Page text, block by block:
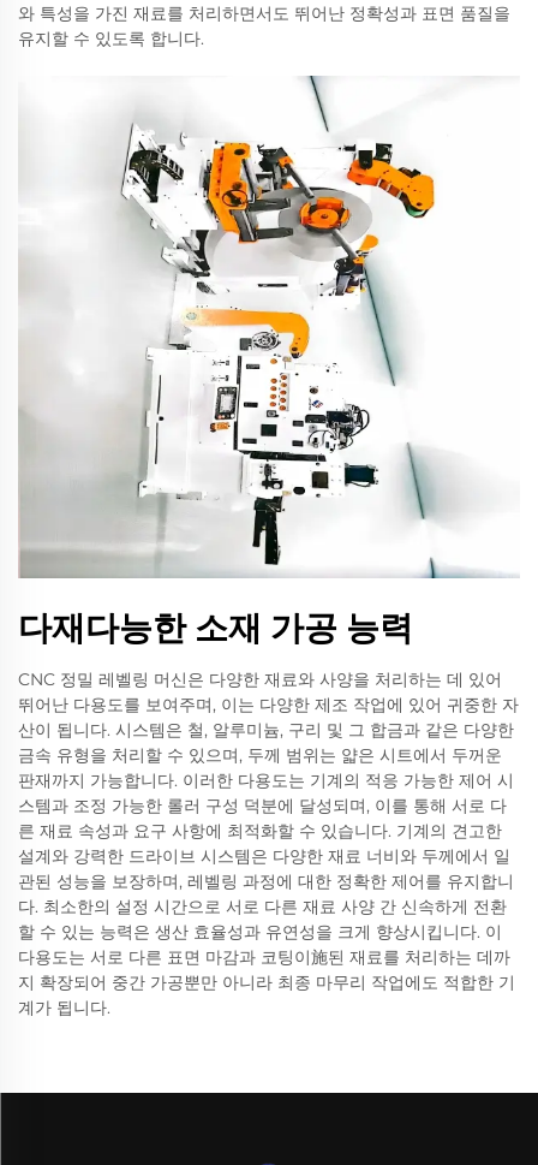
와 특성을 가진 재료를 처리하면서도 뛰어난 정확성과 표면 품질을
유지할 수 있도록 합니다.
다재다능한 소재 가공 능력
CNC 정밀 레벨링 머신은 다양한 재료와 사양을 처리하는 데 있어
뛰어난 다용도를 보여주며, 이는 다양한 제조 작업에 있어 귀중한 자
산이 됩니다. 시스템은 철, 알루미늄, 구리 및 그 합금과 같은 다양한
금속 유형을 처리할 수 있으며, 두께 범위는 얇은 시트에서 두꺼운
판재까지 가능합니다. 이러한 다용도는 기계의 적응 가능한 제어 시
스템과 조정 가능한 롤러 구성 덕분에 달성되며, 이를 통해 서로 다
른 재료 속성과 요구 사항에 최적화할 수 있습니다. 기계의 견고한
설계와 강력한 드라이브 시스템은 다양한 재료 너비와 두께에서 일
관된 성능을 보장하며, 레벨링 과정에 대한 정확한 제어를 유지합니
다. 최소한의 설정 시간으로 서로 다른 재료 사양 간 신속하게 전환
할 수 있는 능력은 생산 효율성과 유연성을 크게 향상시킵니다. 이
다용도는 서로 다른 표면 마감과 코팅이施된 재료를 처리하는 데까
지 확장되어 중간 가공뿐만 아니라 최종 마무리 작업에도 적합한 기
계가 됩니다.